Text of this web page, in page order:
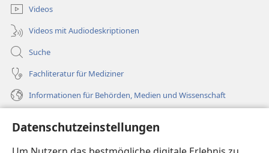
Datenschutzeinstellungen
Videos
Videos mit Audiodeskriptionen
Suche
Fachliteratur für Mediziner
Informationen für Behörden, Medien und Wissenschaft
Spenden